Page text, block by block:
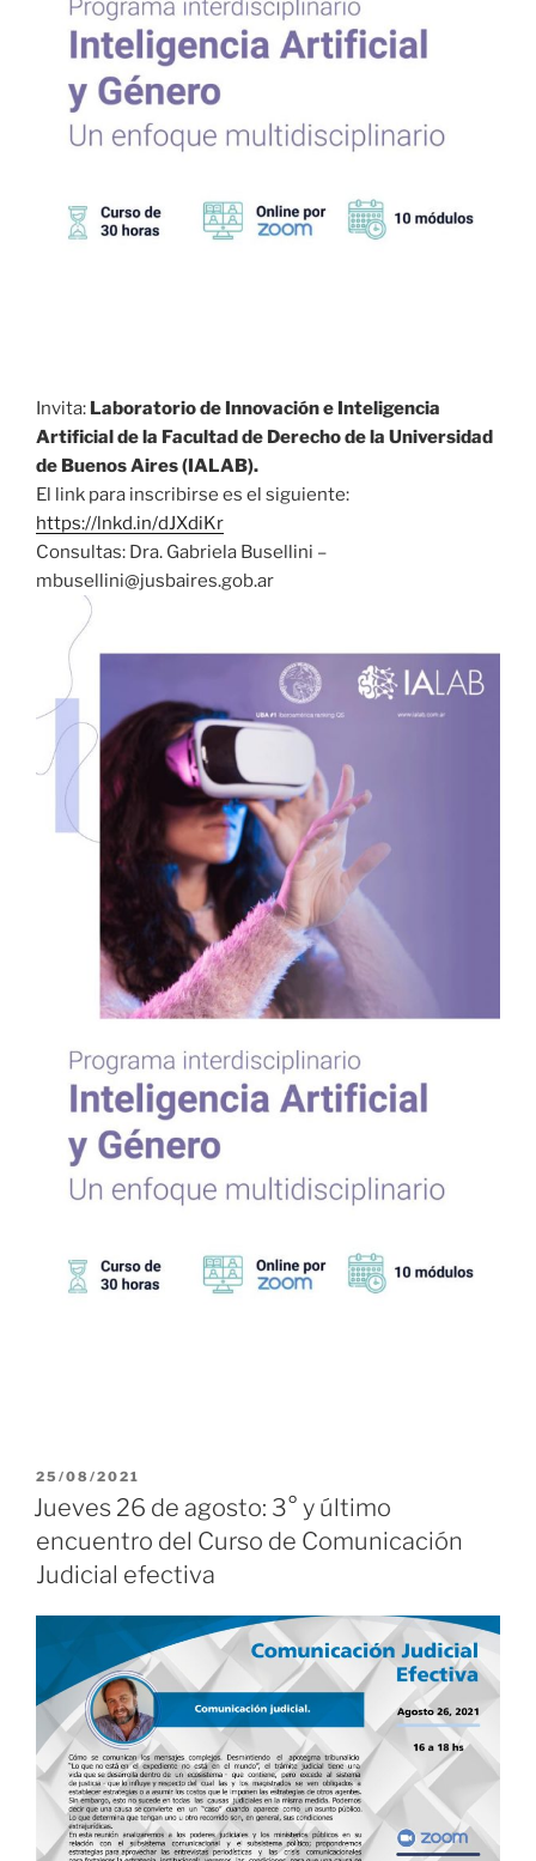
Invita: Laboratorio de Innovación e Inteligencia
Artificial de la Facultad de Derecho de la Universidad
de Buenos Aires (IALAB).
El link para inscribirse es el siguiente:
https://lnkd.in/dJXdiKr
Consultas: Dra. Gabriela Busellini –
mbusellini@jusbaires.gob.ar
PUBLICADO
EL
25/08/2021
Jueves 26 de agosto: 3° y último
encuentro del Curso de Comunicación
Judicial efectiva